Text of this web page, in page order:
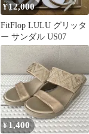
¥12,000
FitFlop LULU グリッタ
ー サンダル US07
¥ 1,400